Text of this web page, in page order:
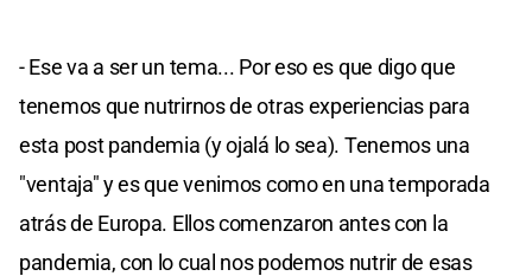
- Ese va a ser un tema... Por eso es que digo que
tenemos que nutrirnos de otras experiencias para
esta post pandemia (y ojalá lo sea). Tenemos una
"ventaja" y es que venimos como en una temporada
atrás de Europa. Ellos comenzaron antes con la
pandemia, con lo cual nos podemos nutrir de esas